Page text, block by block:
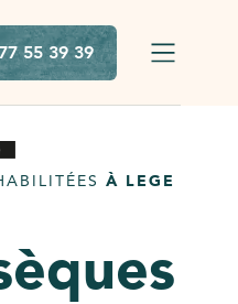
55 39 39
À LEGE